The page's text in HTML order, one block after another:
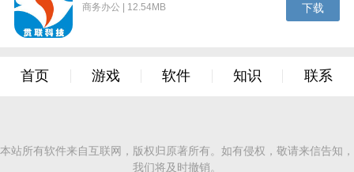
商务办公 | 12.54MB 下载
首页 游戏 软件 知识 联系
本站所有软件来自互联网，版权归原著所有。如有侵权，敬请来信告知，
我们将及时撤销。